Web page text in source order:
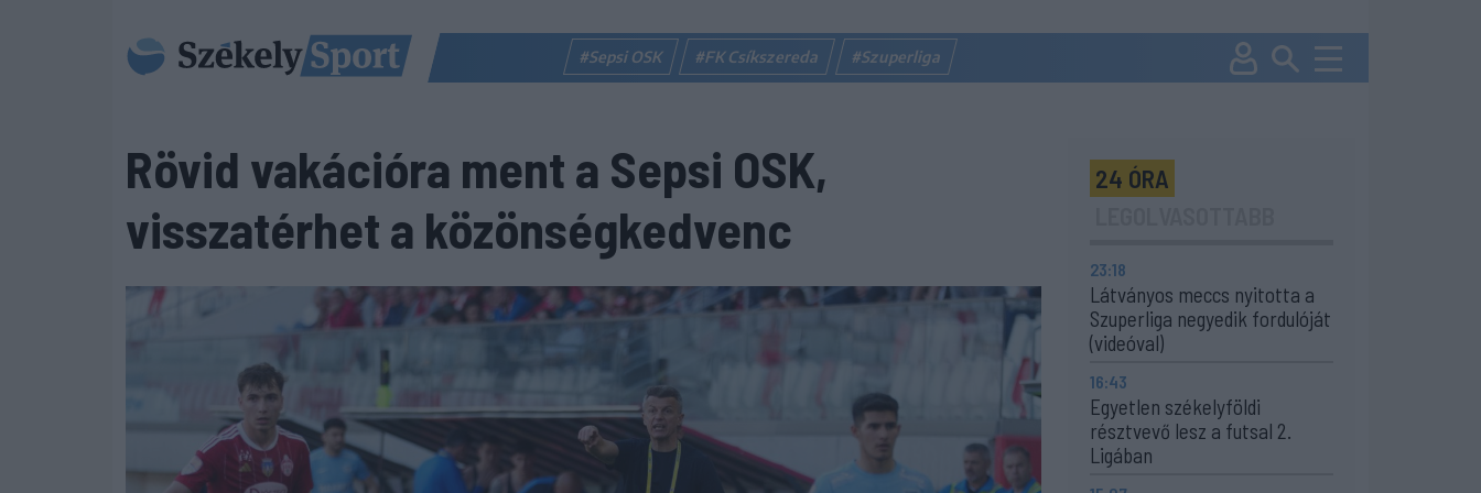
#Sepsi OSK #FK Csíkszereda #Szuperliga
Rövid vakációra ment a Sepsi OSK,
visszatérhet a közönségkedvenc
24 ÓRA
23:18
Látványos meccs nyitotta a
Szuperliga negyedik fordulóját
(videóval)
16:43
Egyetlen székelyföldi
résztvevő lesz a futsal 2.
Ligában